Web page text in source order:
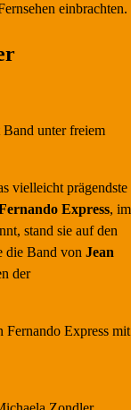
einbrachten.
vielleicht prägendste
Express, im
stand sie auf den
die Band von Jean
der